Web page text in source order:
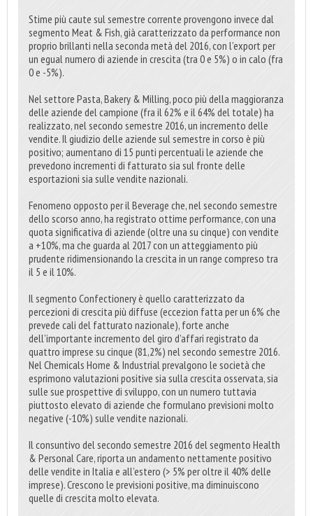
Stime più caute sul semestre corrente provengono invece dal
segmento Meat & Fish, già caratterizzato da performance non
proprio brillanti nella seconda metà del 2016, con l’export per
un egual numero di aziende in crescita (tra 0 e 5%) o in calo (fra
0 e -5%).
Nel settore Pasta, Bakery & Milling, poco più della maggioranza
delle aziende del campione (fra il 62% e il 64% del totale) ha
realizzato, nel secondo semestre 2016, un incremento delle
vendite. Il giudizio delle aziende sul semestre in corso è più
positivo; aumentano di 15 punti percentuali le aziende che
prevedono incrementi di fatturato sia sul fronte delle
esportazioni sia sulle vendite nazionali.
Fenomeno opposto per il Beverage che, nel secondo semestre
dello scorso anno, ha registrato ottime performance, con una
quota significativa di aziende (oltre una su cinque) con vendite
a +10%, ma che guarda al 2017 con un atteggiamento più
prudente ridimensionando la crescita in un range compreso tra
il 5 e il 10%.
Il segmento Confectionery è quello caratterizzato da
percezioni di crescita più diffuse (eccezion fatta per un 6% che
prevede cali del fatturato nazionale), forte anche
dell’importante incremento del giro d’affari registrato da
quattro imprese su cinque (81,2%) nel secondo semestre 2016.
Nel Chemicals Home & Industrial prevalgono le società che
esprimono valutazioni positive sia sulla crescita osservata, sia
sulle sue prospettive di sviluppo, con un numero tuttavia
piuttosto elevato di aziende che formulano previsioni molto
negative (-10%) sulle vendite nazionali.
Il consuntivo del secondo semestre 2016 del segmento Health
& Personal Care, riporta un andamento nettamente positivo
delle vendite in Italia e all’estero (> 5% per oltre il 40% delle
imprese). Crescono le previsioni positive, ma diminuiscono
quelle di crescita molto elevata.